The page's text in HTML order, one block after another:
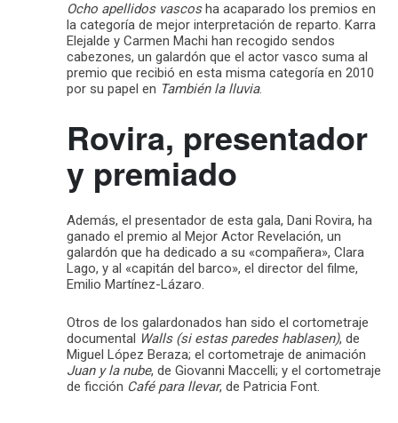
Ocho apellidos vascosha acaparado los premios en
la categoría de mejor interpretación de reparto. Karra
Elejalde y Carmen Machi han recogido sendos
cabezones, un galardón que el actor vasco suma al
premio que recibió en esta misma categoría en 2010
por su papel en También la lluvia.
Rovira, presentador
y premiado
Además, el presentador de esta gala, Dani Rovira, ha
ganado el premio al Mejor Actor Revelación, un
galardón que ha dedicado a su «compañera», Clara
Lago, y al «capitán del barco», el director del filme,
Emilio Martínez-Lázaro.
Otros de los galardonados han sido el cortometraje
documental Walls (si estas paredes hablasen), de
Miguel López Beraza; el cortometraje de animación
Juan y la nube, de Giovanni Maccelli; y el cortometraje
de ficción Café para llevar, de Patricia Font.